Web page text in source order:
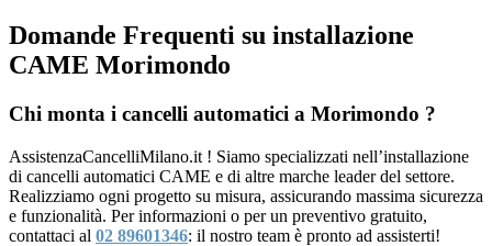
Domande Frequenti su installazione
CAME Morimondo
Chi monta i cancelli automatici a Morimondo ?
AssistenzaCancelliMilano.it ! Siamo specializzati nell’installazione
di cancelli automatici CAME e di altre marche leader del settore.
Realizziamo ogni progetto su misura, assicurando massima sicurezza
e funzionalità. Per informazioni o per un preventivo gratuito,
contattaci al 02 89601346: il nostro team è pronto ad assisterti!